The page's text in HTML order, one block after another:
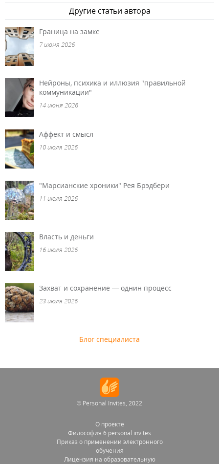
Другие статьи автора
Граница на замке
7 июня 2026
Нейроны, психика и иллюзия "правильной
коммуникации"
14 июня 2026
Аффект и смысл
10 июля 2026
"Марсианские хроники" Рея Брэдбери
11 июля 2026
Власть и деньги
16 июля 2026
Захват и сохранение — однин процесс
23 июля 2026
Блог специалиста
© Personal Invites, 2022
О проекте
Философия 6 personal invites
Приказ о применении электронного
обучения
Лицензия на образовательную